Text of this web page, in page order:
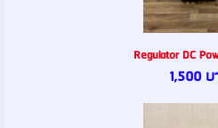
Regulator DC
1,500